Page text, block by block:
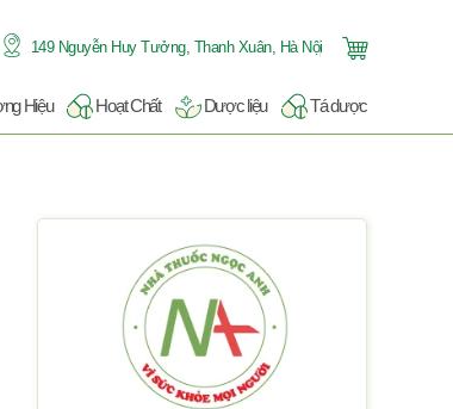
149 Nguyễn Huy Tưởng, Thanh Xuân, Hà Nội
Hiệu Hoạt Chất Dược liệu Tá dược